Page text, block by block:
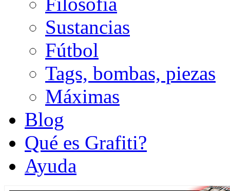
Sustancias
Fútbol
Tags, bombas, piezas
Máximas
Blog
Qué es Grafiti?
Ayuda